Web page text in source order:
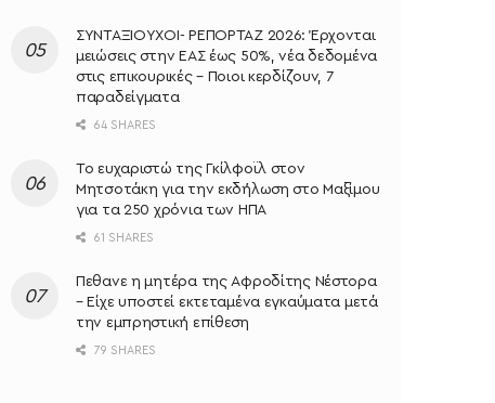
ΣΥΝΤΑΞΙΟΥΧΟΙ- ΡΕΠΟΡΤΑΖ 2026: Έρχονται
μειώσεις στην ΕΑΣ έως 50%, νέα δεδομένα
στις επικουρικές – Ποιοι κερδίζουν, 7
παραδείγματα
64 SHARES
Το ευχαριστώ της Γκίλφοϊλ στον
Μητσοτάκη για την εκδήλωση στο Μαξίμου
για τα 250 χρόνια των ΗΠΑ
61 SHARES
Πεθανε η μητέρα της Αφροδίτης Νέστορα
– Είχε υποστεί εκτεταμένα εγκαύματα μετά
την εμπρηστική επίθεση
79 SHARES